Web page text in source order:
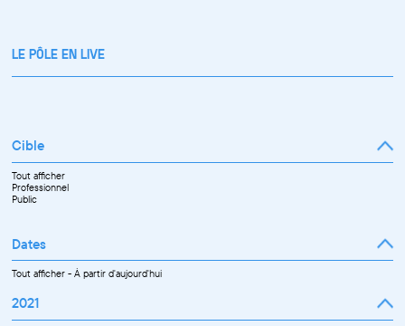
LE PÔLE EN LIVE
Cible
Tout afficher
Professionnel
Public
Dates
Tout afficher-À partir d'aujourd'hui
2021